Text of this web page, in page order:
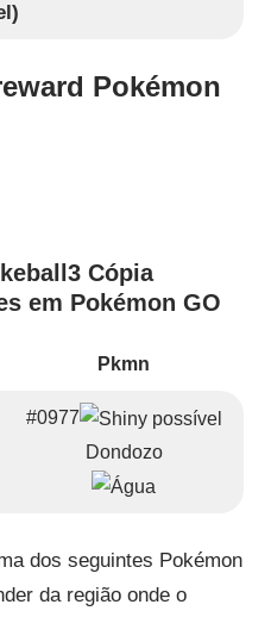
Pokémon
em Pokémon GO
Pkmn
#0977
Dondozo
dos seguintes Pokémon
da região onde o